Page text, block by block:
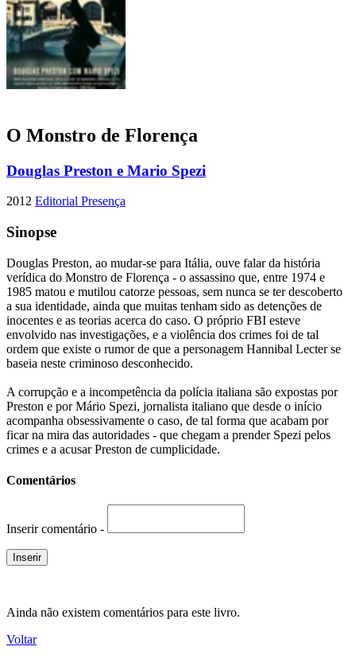
O Monstro de Florença
Douglas Preston e Mario Spezi
2012 Editorial Presença
Sinopse
Douglas Preston, ao mudar-se para Itália, ouve falar da história
verídica do Monstro de Florença - o assassino que, entre 1974 e
1985 matou e mutilou catorze pessoas, sem nunca se ter descoberto
a sua identidade, ainda que muitas tenham sido as detenções de
inocentes e as teorias acerca do caso. O próprio FBI esteve
envolvido nas investigações, e a violência dos crimes foi de tal
ordem que existe o rumor de que a personagem Hannibal Lecter se
baseia neste criminoso desconhecido.
A corrupção e a incompetência da polícia italiana são expostas por
Preston e por Mário Spezi, jornalista italiano que desde o início
acompanha obsessivamente o caso, de tal forma que acabam por
ficar na mira das autoridades - que chegam a prender Spezi pelos
crimes e a acusar Preston de cumplicidade.
Comentários
Inserir comentário -
Ainda não existem comentários para este livro.
Voltar